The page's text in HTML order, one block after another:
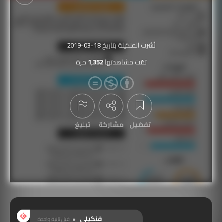
نُشرت الفنكيلة بتاريخ2019-03-18
تمّت مشاهدتها1,352 مرة
تفضيل مشاركة تبليغ
فنكيلي قبل ثانية واحدة